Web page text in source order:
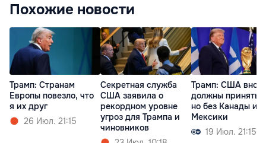
Похожие новости
Трамп: Cтранам
Европы повезло, что
я их друг
26 Июл. 21:15
Секретная служба
США заявила о
рекордном уровне
угроз для Трампа и
чиновников
Трамп: США
должны принять
но без Канады и
Мексики
19 Июл. 21:15